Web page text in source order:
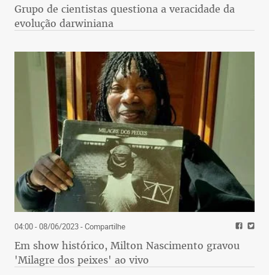
Grupo de cientistas questiona a veracidade da
evolução darwiniana
04:00 - 08/06/2023- Compartilhe
Em show histórico, Milton Nascimento gravou
'Milagre dos peixes' ao vivo